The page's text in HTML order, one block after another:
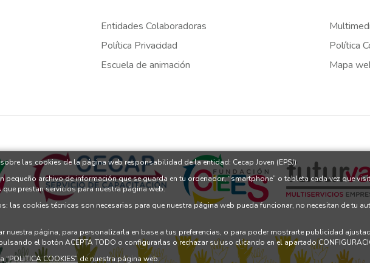
Entidades Colaboradoras
Política Privacidad
Política
Escuela de animación Mapa
las cookies de la página web responsabilidad de la entidad: Cecap Joven (EPSJ)
pequeño archivo de información que se guarda en tu ordenador, “smartphone” o tableta cada vez que
que prestan servicios para nuestra página web.
las cookies técnicas son necesarias para que nuestra página web pueda funcionar, no necesitan de tu
nuestra página, para personalizarla en base a tus preferencias, o para poder mostrarte publicidad
el botón ACEPTA TODO o configurarlas o rechazar su uso clicando en el apartado
“POLITICA COOKIES” de nuestra página web.